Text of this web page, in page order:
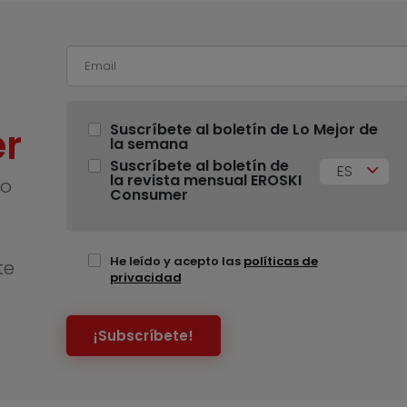
Suscríbete al boletín de Lo Mejor de
la semana
Suscríbete al boletín de
la revista mensual EROSKI
Consumer
ES
He leído y acepto las políticas de
privacidad
¡Subscríbete!